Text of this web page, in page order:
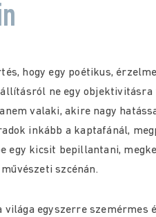
hogy egy poétikus,
ne egy objektivitásra
valaki, akire nagy
inkább a kaptafánál,
egy kicsit bepillantani,
szcénán.
világa egyszerre szemérmes